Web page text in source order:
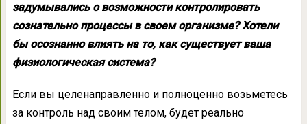
задумывались о возможности контролировать
сознательно процессы в своем организме? Хотели
бы осознанно влиять на то, как существует ваша
физиологическая система?
Если вы целенаправленно и полноценно возьметесь
за контроль над своим телом, будет реально